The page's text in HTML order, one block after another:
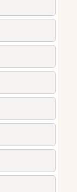
эко-отели
как
курорты.
с